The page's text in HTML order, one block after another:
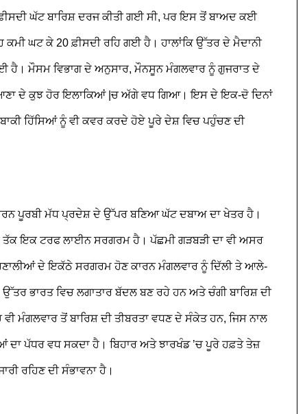
ਘੱਟ ਬਾਰਿਸ਼ ਦਰਜ ਕੀਤੀ ਗਈ ਸੀ, ਪਰ ਇਸ ਤੋਂ ਬਾਅਦ ਕਈ
ਘਟ ਕੇ 20 ਫ਼ੀਸਦੀ ਰਹਿ ਗਈ ਹੈ। ਹਾਲਾਂਕਿ ਉੱਤਰ ਦੇ ਮੈਦਾਨੀ
ਹੈ। ਮੌਸਮ ਵਿਭਾਗ ਦੇ ਅਨੁਸਾਰ, ਮੌਨਸੂਨ ਮੰਗਲਵਾਰ ਨੂੰ ਗੁਜਰਾਤ ਦੇ
ਦੇ ਕੁਝ ਹੋਰ ਇਲਾਕਿਆਂ |ਚ ਅੱਗੇ ਵਧ ਗਿਆ। ਇਸ ਦੇ ਇਕ-ਦੋ ਦਿਨਾਂ
ਹਿੱਸਿਆਂ ਨੂੰ ਵੀ ਕਵਰ ਕਰਦੇ ਹੋਏ ਪੂਰੇ ਦੇਸ਼ ਵਿਚ ਪਹੁੰਚਣ ਦੀ
ਪੂਰਬੀ ਮੱਧ ਪ੍ਰਦੇਸ਼ ਦੇ ਉੱਪਰ ਬਣਿਆ ਘੱਟ ਦਬਾਅ ਦਾ ਖੇਤਰ ਹੈ।
ਇਕ ਟਰਫ ਲਾਈਨ ਸਰਗਰਮ ਹੈ। ਪੱਛਮੀ ਗੜਬੜੀ ਦਾ ਵੀ ਅਸਰ
ਦੇ ਇਕੱਠੇ ਸਰਗਰਮ ਹੋਣ ਕਾਰਨ ਮੰਗਲਵਾਰ ਨੂੰ ਦਿੱਲੀ ਤੇ ਆਲੇ-
ਭਾਰਤ ਵਿਚ ਲਗਾਤਾਰ ਬੱਦਲ ਬਣ ਰਹੇ ਹਨ ਅਤੇ ਚੰਗੀ ਬਾਰਿਸ਼ ਦੀ
ਮੰਗਲਵਾਰ ਤੋਂ ਬਾਰਿਸ਼ ਦੀ ਤੀਬਰਤਾ ਵਧਣ ਦੇ ਸੰਕੇਤ ਹਨ, ਜਿਸ ਨਾਲ
ਦਾ ਪੱਧਰ ਵਧ ਸਕਦਾ ਹੈ। ਬਿਹਾਰ ਅਤੇ ਝਾਰਖੰਡ ’ਚ ਪੂਰੇ ਹਫ਼ਤੇ ਤੇਜ਼
ਰਹਿਣ ਦੀ ਸੰਭਾਵਨਾ ਹੈ।